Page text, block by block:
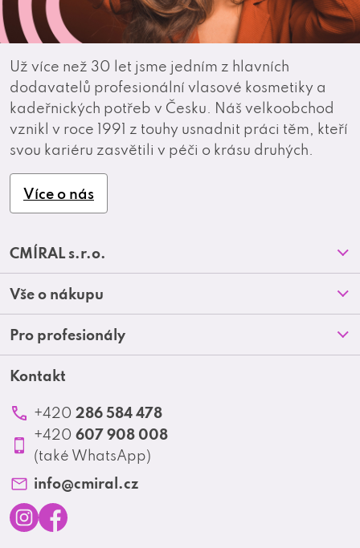
Už více než 30 let jsme jedním z hlavních
dodavatelů profesionální vlasové kosmetiky a
kadeřnických potřeb v Česku. Náš velkoobchod
vznikl v roce 1991 z touhy usnadnit práci těm, kteří
svou kariéru zasvětili v péči o krásu druhých.
Více o nás
Z
á
p
a
CMÍRAL s.r.o.
Prodejny
O nás
Blog
Kontakt
Vše o nákupu
Doprava a platba
Obchodní podmínky
Reklamace a vrácení zboží
Ochrana osobních údajů
Pro profesionály
Akční letáky
Produktové katalogy
Profesionální spolupráce
Matrix Club
Kontakt
+420 286 584 478
+420 607 908 008
(také WhatsApp)
info@cmiral.cz